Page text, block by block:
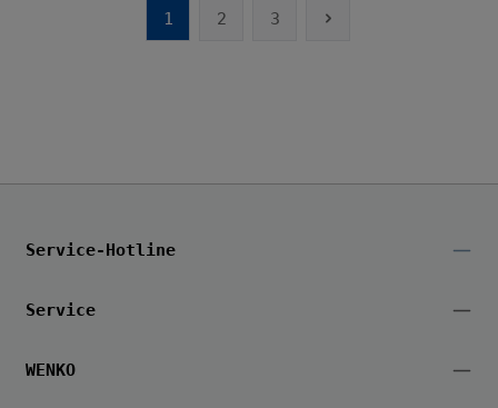
Seite
1
Seite
2
Seite
3
Service-Hotline
Service
WENKO